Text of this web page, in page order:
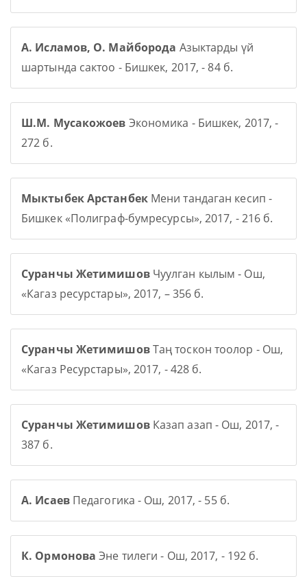
А. Исламов, О. Майборода Азыктарды үй
шартында сактоо - Бишкек, 2017, - 84 б.
Ш.М. Мусакожоев Экономика - Бишкек, 2017, -
272 б.
Мыктыбек АрстанбекМени тандаган кесип -
Бишкек «Полиграф-бумресурсы», 2017, - 216 б.
Суранчы ЖетимишовЧуулган кылым - Ош,
«Кагаз ресурстары», 2017, – 356 б.
Суранчы ЖетимишовТаң тоскон тоолор - Ош,
«Кагаз Ресурстары», 2017, - 428 б.
Суранчы ЖетимишовКазап азап - Ош, 2017, -
387 б.
А. ИсаевПедагогика - Ош, 2017, - 55 б.
К. Ормонова Эне тилеги - Ош, 2017, - 192 б.